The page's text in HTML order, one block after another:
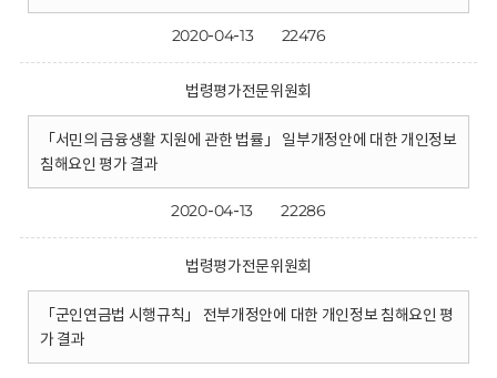
2020-04-13 22476
법령평가전문위원회
「서민의 금융생활 지원에 관한 법률」 일부개정안에 대한 개인정보
침해요인 평가 결과
2020-04-13 22286
법령평가전문위원회
「군인연금법 시행규칙」 전부개정안에 대한 개인정보 침해요인 평
가 결과